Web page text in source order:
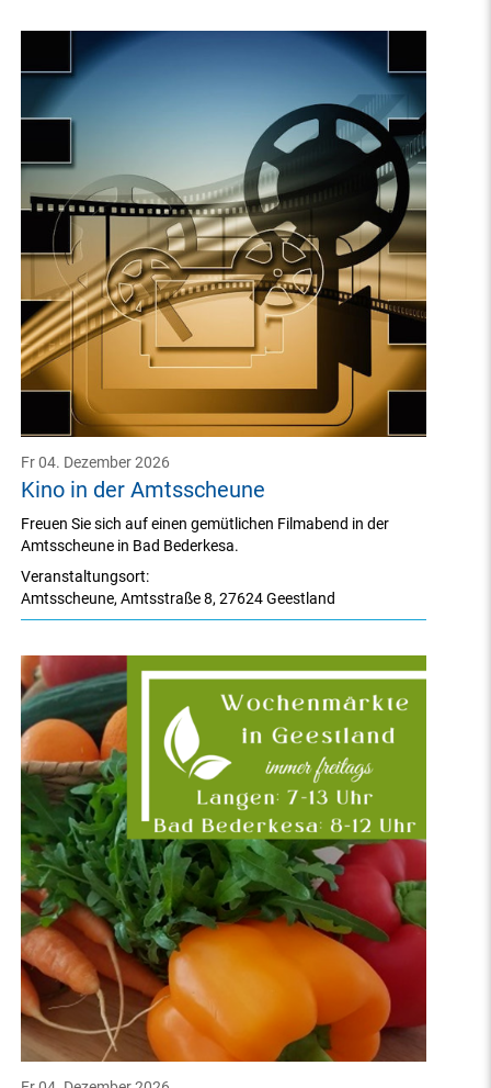
Kino in der Amtsscheune
Fr 04. Dezember 2026
Veranstaltungsort:
Amtsscheune,Amtsstraße 8,27624 Geestland
Freuen Sie sich auf einen gemütlichen Filmabend in der
Amtsscheune in Bad Bederkesa.